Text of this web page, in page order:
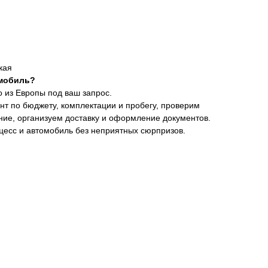
из Европы под ваш запрос.
по бюджету, комплектации и пробегу, проверим
организуем доставку и оформление документов.
и автомобиль без неприятных сюрпризов.